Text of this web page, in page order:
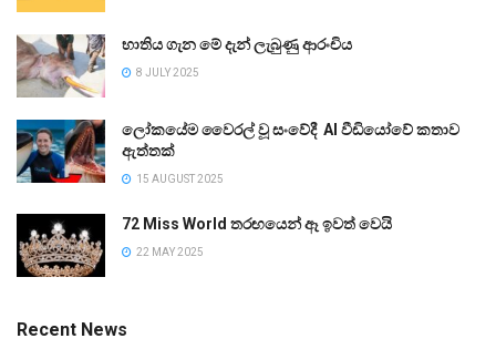
භාතිය ගැන මේ දැන් ලැබුණු ආරංචිය
8 JULY 2025
ලෝකයේම වෛරල් වූ සංවේදී AI වීඩියෝවේ කතාව
ඇත්තක්
15 AUGUST 2025
72 Miss World තරඟයෙන් ඈ ඉවත් වෙයි
22 MAY 2025
Recent News